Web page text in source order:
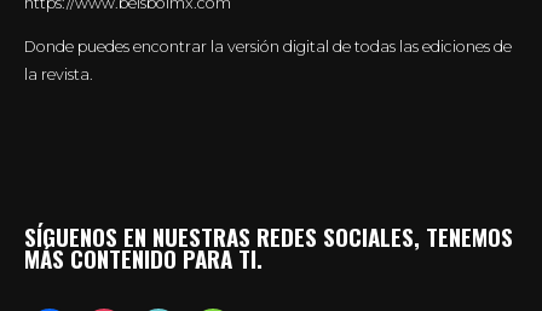
Donde puedes encontrar la versión digital de todas las ediciones de
la revista.
SÍGUENOS EN NUESTRAS REDES SOCIALES, TENEMOS
MÁS CONTENIDO PARA TI.